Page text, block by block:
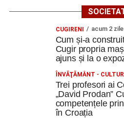
obiecte vechi în unele noi.
poșetă sau o gentuță, iar un
utilitate putea primi o nouă viață.
Aceste activități ne-au
sustenabilitatea nu înseamnă
concepte complexe. Înseamnă
aruncăm, să refolosim înainte
soluții creative pentru ceea ce
De la idee la campanie
CUGIRENI acum 2 zile
Cum și-a
Cugir propria
ajuns și la o
ÎNVĂŢĂMÂNT -
Trei profesori ai
„David Prodan”
competențele
în Croația